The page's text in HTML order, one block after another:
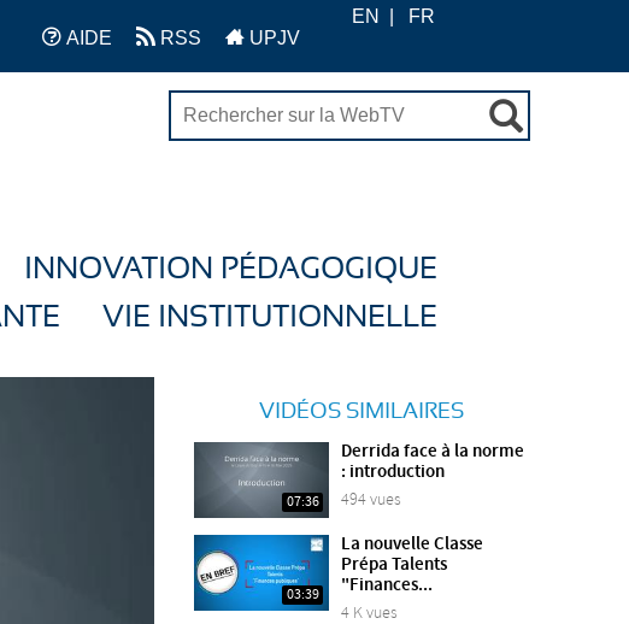
AIDE RSS UPJV
EN FR
INNOVATION PÉDAGOGIQUE
VIE INSTITUTIONNELLE
VIDÉOS SIMILAIRES
07:36
Derrida face à la norme
: introduction
494 vues
03:39
La nouvelle Classe
Prépa Talents
"Finances...
4 K vues